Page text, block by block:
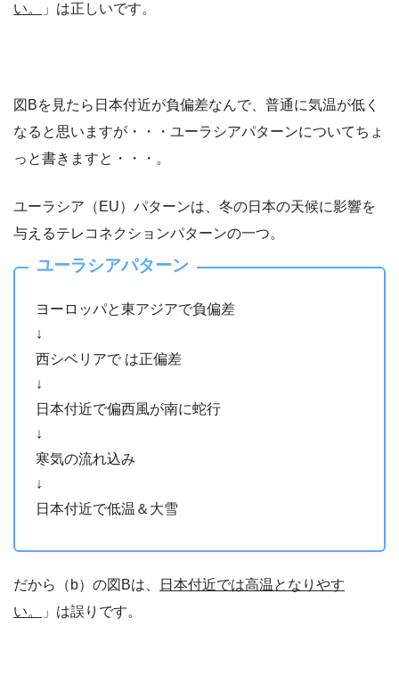
い。
」は正しいです。
図Bを見たら日本付近が負偏差なんで、普通に気温が低く
なると思いますが・・・ユーラシアパターンについてちょ
っと書きますと・・・。
ユーラシア（EU）パターンは、冬の日本の天候に影響を
与えるテレコネクションパターンの一つ。
ユーラシアパターン
ヨーロッパと東アジアで負偏差
↓
西シベリアで は正偏差
↓
日本付近で偏西風が南に蛇行
↓
寒気の流れ込み
↓
日本付近で低温＆大雪
だから（b）の図Bは、
日本付近では高温となりやす
い。
」は誤りです。